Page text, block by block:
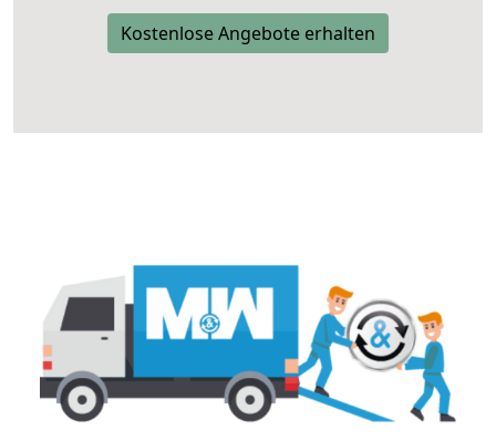
Kostenlose Angebote erhalten